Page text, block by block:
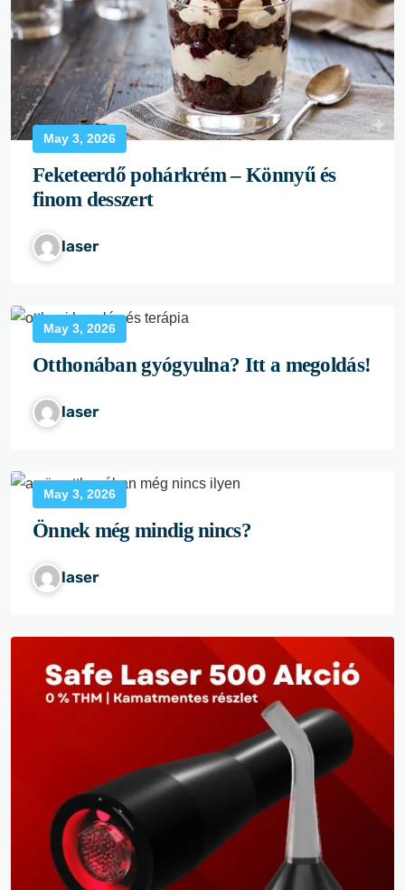
May 3, 2026
Feketeerdő pohárkrém – Könnyű és
finom desszert
laser
May 3, 2026
Otthonában gyógyulna? Itt a megoldás!
laser
May 3, 2026
Önnek még mindig nincs?
laser